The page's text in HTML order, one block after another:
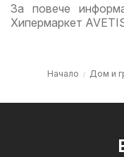
За повече
Хипермаркет
Начало Дом и